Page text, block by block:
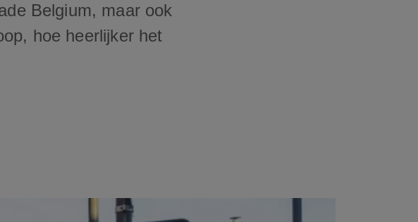
Belgium, maar ook
hoe heerlijker het